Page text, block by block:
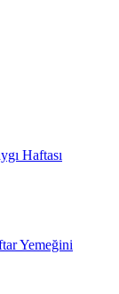
Haftası
Yemeğini